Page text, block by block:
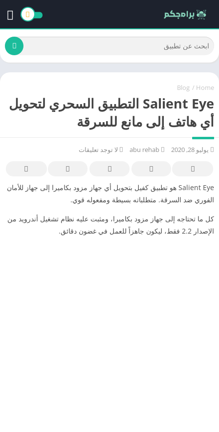
Home
/
Blog
Salient Eye التطبيق السحري لتحويل
أي هاتف إلى مانع للسرقة
يوليو 28, 2020 لا توجد تعليقات
Salient Eye هو تطبيق كفيل بتحويل أي جهاز مزود بكاميرا إلى جهاز للأمان
الفوري ضد السرقة. متطلباته بسيطة ومفعوله قوي.
كل ما تحتاجه إلى جهاز مزود بكاميرا، ومثبت عليه نظام تشغيل أندرويد من
الإصدار 2.2 فقط، ليكون جاهزاً للعمل في غضون دقائق.